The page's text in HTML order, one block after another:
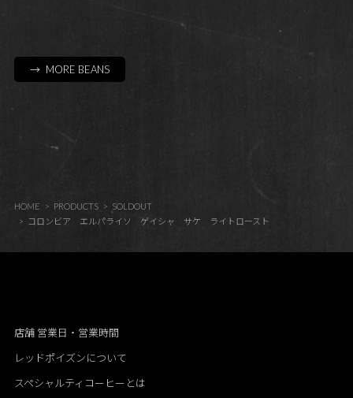
→ MORE BEANS
HOME PRODUCTS
SOLDOUT
コロンビア エルパライソ ゲイシャ サケ ライトロースト
店舗 営業日・営業時間
レッドポイズンについて
スペシャルティコーヒーとは